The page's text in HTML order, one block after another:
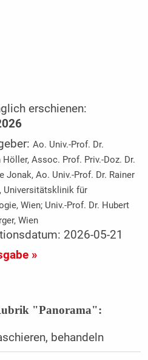
erschienen:
Ao. Univ.-Prof. Dr.
Assoc. Prof. Priv.-Doz. Dr.
Jonak, Ao. Univ.-Prof. Dr. Rainer
Universitätsklinik für
Wien; Univ.-Prof. Dr. Hubert
Wien
2026-05-21
»
"Panorama":
behandeln